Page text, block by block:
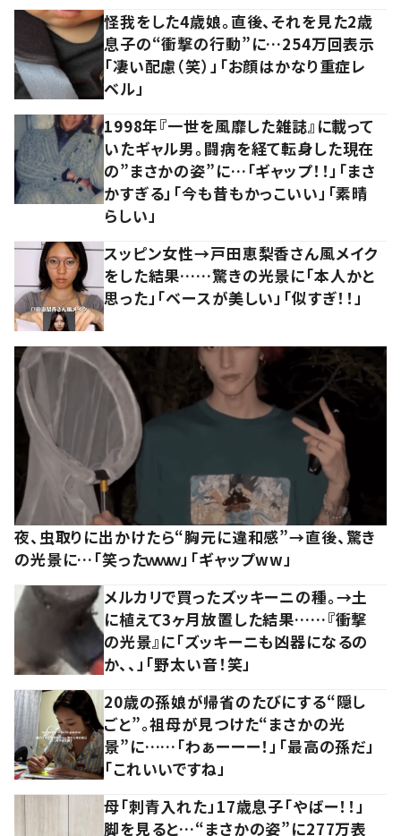
怪我をした4歳娘。直後、それを見た2歳
息子の“衝撃の行動”に…254万回表示
「凄い配慮（笑）」「お顔はかなり重症レ
ベル」
1998年『一世を風靡した雑誌』に載って
いたギャル男。闘病を経て転身した現在
の”まさかの姿”に…「ギャップ！！」「まさ
かすぎる」「今も昔もかっこいい」「素晴
らしい」
スッピン女性→戸田恵梨香さん風メイク
をした結果……驚きの光景に「本人かと
思った」「ベースが美しい」「似すぎ！！」
夜、虫取りに出かけたら“胸元に違和感”→直後、驚き
の光景に…「笑ったｗｗｗ」「ギャップww」
メルカリで買ったズッキーニの種。→土
に植えて3ヶ月放置した結果……『衝撃
の光景』に「ズッキーニも凶器になるの
か、、」「野太い音！笑」
20歳の孫娘が帰省のたびにする“隠し
ごと”。祖母が見つけた“まさかの光
景”に……「わぁーーー！」「最高の孫だ」
「これいいですね」
母「刺青入れた」17歳息子「やばー！！」
脚を見ると…“まさかの姿”に277万表